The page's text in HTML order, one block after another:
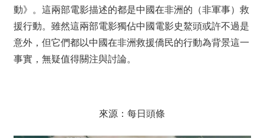
動》。這兩部電影描述的都是中國在非洲的（非軍事）救
援行動。雖然這兩部電影獨佔中國電影史鰲頭或許不過是
意外，但它們都以中國在非洲救援僑民的行動為背景這一
事實，無疑值得關注與討論。
來源：每日頭條